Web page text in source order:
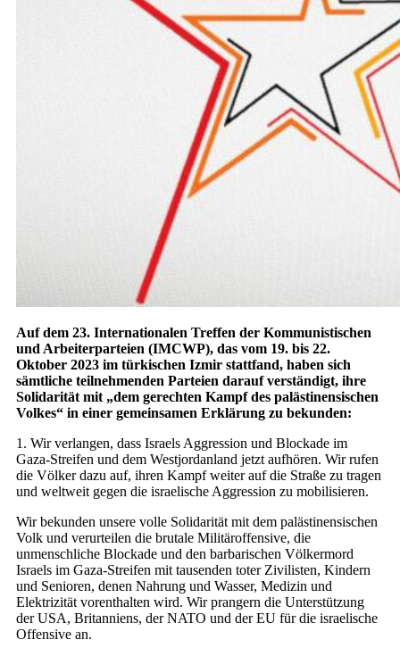
Auf dem 23. Internationalen Treffen der Kommunistischen
und Arbeiterparteien (IMCWP), das vom 19. bis 22.
Oktober 2023 im türkischen Izmir stattfand, haben sich
sämtliche teilnehmenden Parteien darauf verständigt, ihre
Solidarität mit „dem gerechten Kampf des palästinensischen
Volkes“ in einer gemeinsamen Erklärung zu bekunden:
1. Wir verlangen, dass Israels Aggression und Blockade im
Gaza-Streifen und dem Westjordanland jetzt aufhören. Wir rufen
die Völker dazu auf, ihren Kampf weiter auf die Straße zu tragen
und weltweit gegen die israelische Aggression zu mobilisieren.
Wir bekunden unsere volle Solidarität mit dem palästinensischen
Volk und verurteilen die brutale Militäroffensive, die
unmenschliche Blockade und den barbarischen Völkermord
Israels im Gaza-Streifen mit tausenden toter Zivilisten, Kindern
und Senioren, denen Nahrung und Wasser, Medizin und
Elektrizität vorenthalten wird. Wir prangern die Unterstützung
der USA, Britanniens, der NATO und der EU für die israelische
Offensive an.